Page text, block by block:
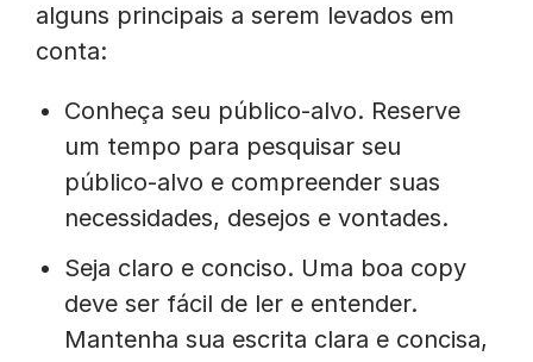
alguns principais a serem levados em
conta:
Conheça seu público-alvo. Reserve
um tempo para pesquisar seu
público-alvo e compreender suas
necessidades, desejos e vontades.
Seja claro e conciso. Uma boa copy
deve ser fácil de ler e entender.
Mantenha sua escrita clara e concisa,